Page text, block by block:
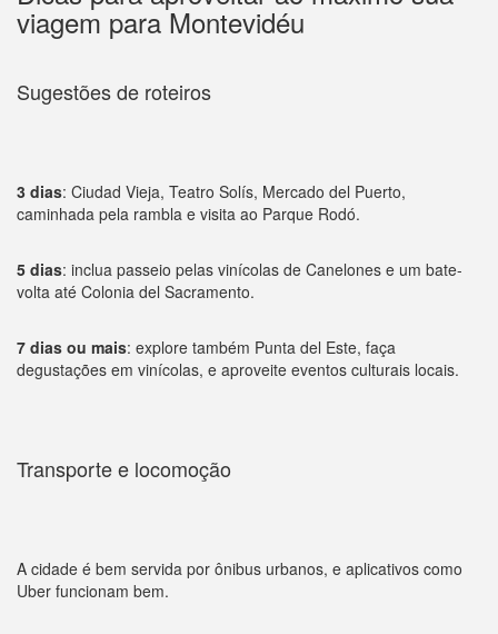
viagem para Montevidéu
Sugestões de roteiros
3 dias: Ciudad Vieja, Teatro Solís, Mercado del Puerto,
caminhada pela rambla e visita ao Parque Rodó.
5 dias: inclua passeio pelas vinícolas de Canelones e um bate-
volta até Colonia del Sacramento.
7 dias ou mais: explore também Punta del Este, faça
degustações em vinícolas, e aproveite eventos culturais locais.
Transporte e locomoção
A cidade é bem servida por ônibus urbanos, e aplicativos como
Uber funcionam bem.